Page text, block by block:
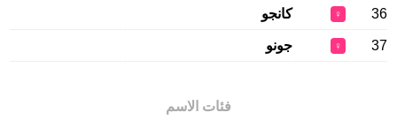
36
♀ كانجو
37
♀ جونو
فئات الاسم